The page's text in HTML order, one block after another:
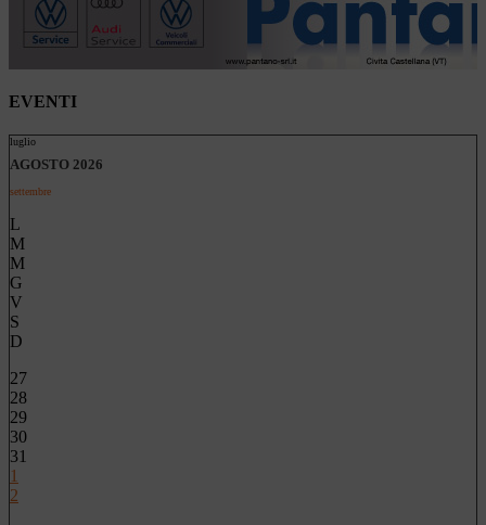
EVENTI
luglio
AGOSTO 2026
settembre
L
M
M
G
V
S
D
27
28
29
30
31
1
2